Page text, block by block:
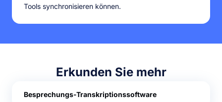
Tools synchronisieren können.
Erkunden Sie mehr
Besprechungs-Transkriptionssoftware